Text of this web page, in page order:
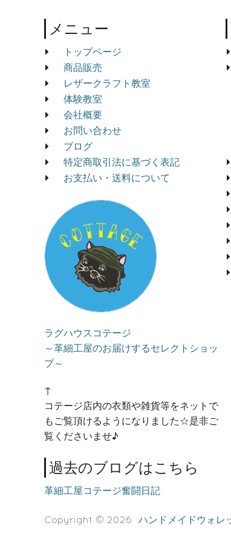
メニュー
トップページ
商品販売
レザークラフト教室
体験教室
会社概要
お問い合わせ
ブログ
特定商取引法に基づく表記
お支払い・送料について
ラグハウスコテージ
～革細工屋のお届けするセレクトショッ
プ～
↑
コテージ店内の衣類や雑貨等をネットで
もご覧頂けるようになりました☆是非ご
覧くださいませ♪
過去のブログはこちら
革細工屋コテージ奮闘日記
Copyright © 2026 ハンドメイドウォレ